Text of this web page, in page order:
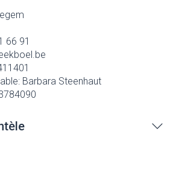
66 91
Barbara Steenhaut